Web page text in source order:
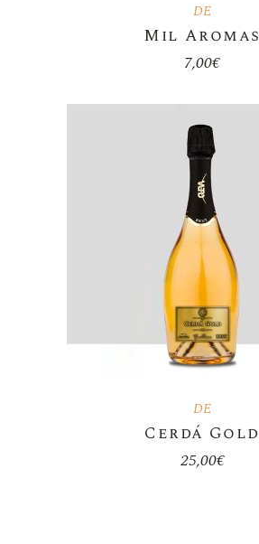
DE
Mil Aromas
7,00€
DE
Cerdá Gold
25,00€